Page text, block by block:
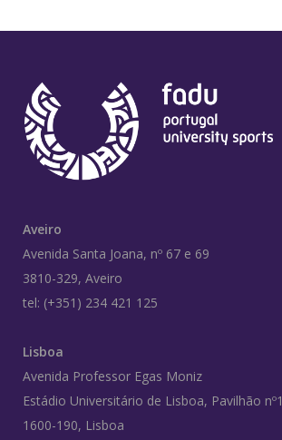
Aveiro
Avenida Santa Joana, nº 67 e 69
3810-329, Aveiro
tel: (+351) 234 421 125
Lisboa
Avenida Professor Egas Moniz
Estádio Universitário de Lisboa, Pavilhão nº1
1600-190, Lisboa